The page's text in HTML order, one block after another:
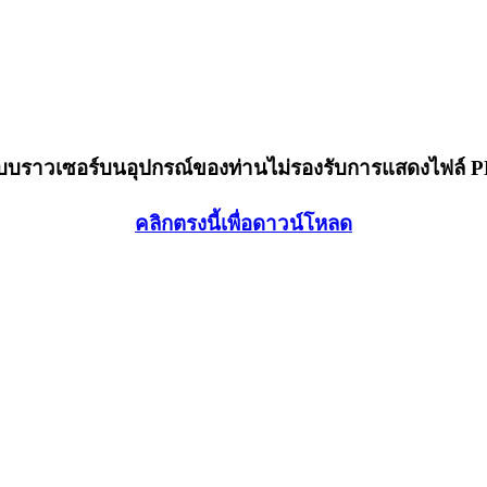
บราวเซอร์บนอุปกรณ์ของท่านไม่รองรับการแสดงไฟล์
คลิกตรงนี้เพื่อดาวน์โหลด